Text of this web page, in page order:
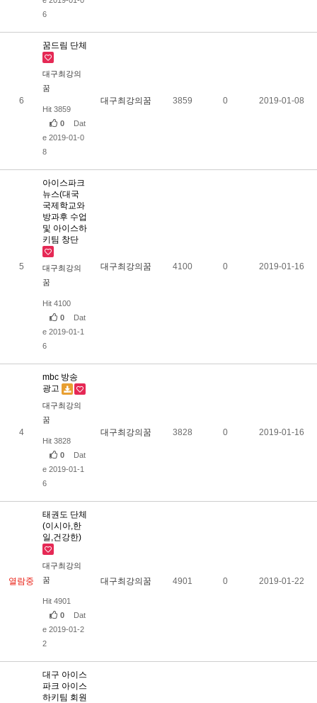
6
6
꿈드림 단체
대구최강의
꿈
Hit 3859
0
Dat
e 2019-01-0
8
대구최강의꿈 3859 0 2019-01-08
5
아이스파크
뉴스(대국
국제학교와
방과후 수업
및 아이스하
키팀 창단
대구최강의
꿈
Hit 4100
0
Dat
e 2019-01-1
6
대구최강의꿈 4100 0 2019-01-16
4
mbc 방송
광고
대구최강의
꿈
Hit 3828
0
Dat
e 2019-01-1
6
대구최강의꿈 3828 0 2019-01-16
열람중
태권도 단체
(이시아,한
일,건강한)
대구최강의
꿈
Hit 4901
0
Dat
e 2019-01-2
2
대구최강의꿈 4901 0 2019-01-22
대구 아이스
파크 아이스
하키팀 회원